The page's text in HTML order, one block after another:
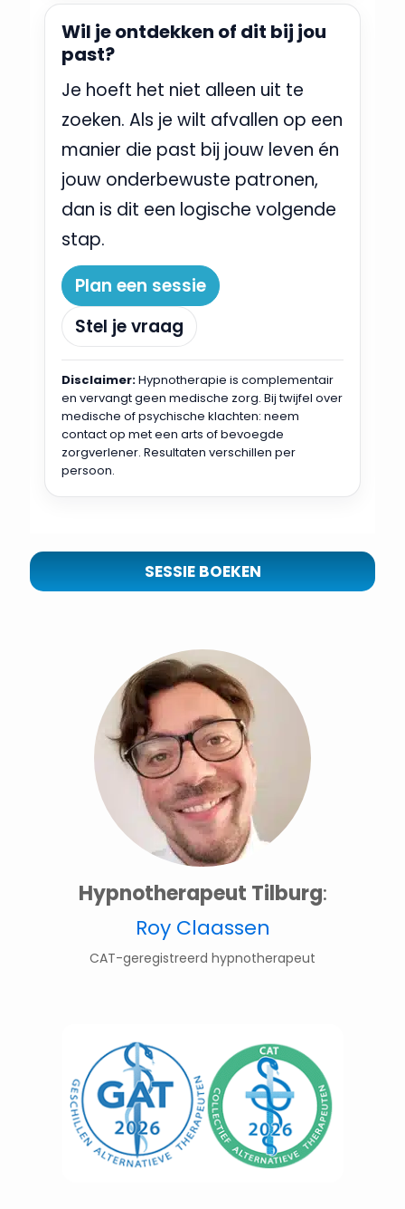
Wil je ontdekken of dit bij jou
past?
Je hoeft het niet alleen uit te
zoeken. Als je wilt afvallen op een
manier die past bij jouw leven én
jouw onderbewuste patronen,
dan is dit een logische volgende
stap.
Plan een sessie
Stel je vraag
Disclaimer:Hypnotherapie is complementair
en vervangt geen medische zorg. Bij twijfel over
medische of psychische klachten: neem
contact op met een arts of bevoegde
zorgverlener. Resultaten verschillen per
persoon.
SESSIE BOEKEN
Hypnotherapeut Tilburg:
Roy Claassen
CAT-geregistreerd hypnotherapeut